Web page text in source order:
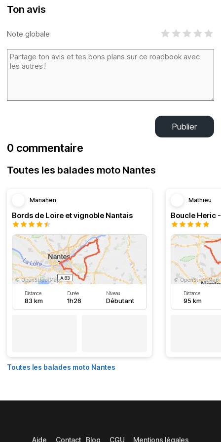
Ton avis
Note globale
Publier
0 commentaire
Toutes les balades moto Nantes
Manahen
Bords de Loire et vignoble Nantais
Distance
83 km
Durée
1h26
Niveau
Débutant
Mathieu
Boucle Heric
Distance
95 km
Toutes les balades moto Nantes
Aide Contact Blog CGU Mentions légales